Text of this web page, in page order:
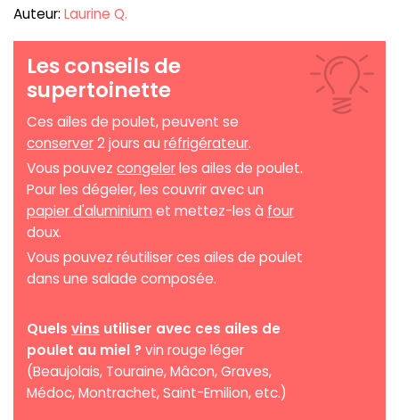
Auteur: Laurine Q.
Les conseils de
supertoinette
Ces ailes de poulet, peuvent se
conserver2 jours au réfrigérateur.
Vous pouvez congelerles ailes de poulet.
Pour les dégeler, les couvrir avec un
papier d'aluminium et mettez-les à four
doux.
Vous pouvez réutiliser ces ailes de poulet
dans une salade composée.
Quels vins utiliser avec ces ailes de
poulet au miel ? vin rouge léger
(Beaujolais, Touraine, Mâcon, Graves,
Médoc, Montrachet, Saint-Emilion, etc.)